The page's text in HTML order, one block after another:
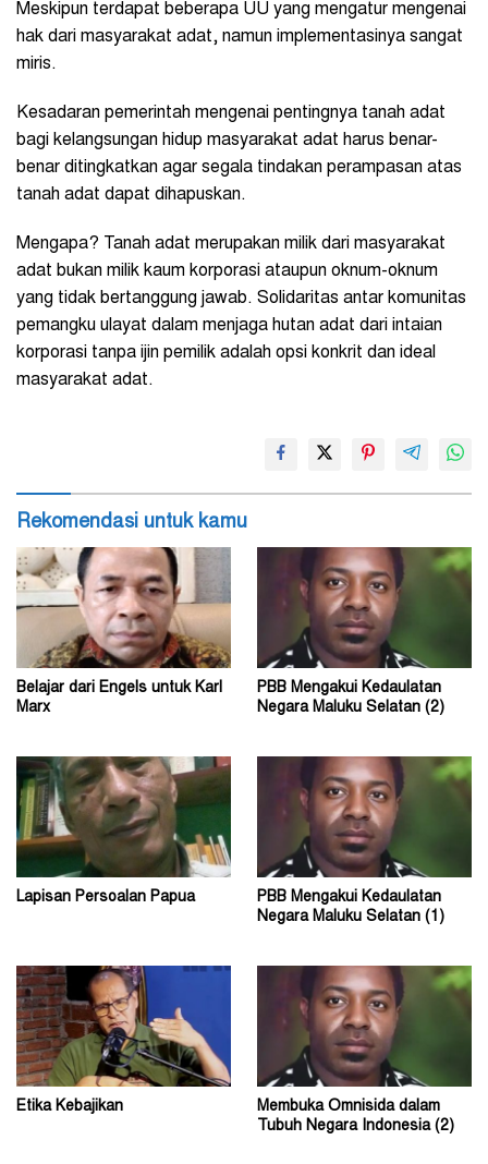
Meskipun terdapat beberapa UU yang mengatur mengenai
hak dari masyarakat adat, namun implementasinya sangat
miris.
Kesadaran pemerintah mengenai pentingnya tanah adat
bagi kelangsungan hidup masyarakat adat harus benar-
benar ditingkatkan agar segala tindakan perampasan atas
tanah adat dapat dihapuskan.
Mengapa? Tanah adat merupakan milik dari masyarakat
adat bukan milik kaum korporasi ataupun oknum-oknum
yang tidak bertanggung jawab. Solidaritas antar komunitas
pemangku ulayat dalam menjaga hutan adat dari intaian
korporasi tanpa ijin pemilik adalah opsi konkrit dan ideal
masyarakat adat.
Rekomendasi untuk kamu
Belajar dari Engels untuk Karl
Marx
PBB Mengakui Kedaulatan
Negara Maluku Selatan (2)
Lapisan Persoalan Papua
PBB Mengakui Kedaulatan
Negara Maluku Selatan (1)
Etika Kebajikan
Membuka Omnisida dalam
Tubuh Negara Indonesia (2)